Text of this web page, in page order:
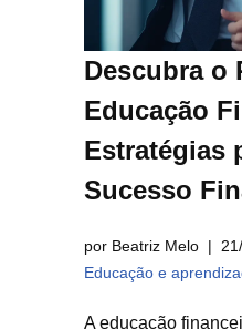
Descubra o
Educação
Estratégias
Sucesso
por Beatriz Melo
Educação e
A educação